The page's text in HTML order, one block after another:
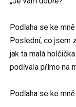
Podlaha se ke
Poslední, co jsem
jak ta malá
podívala přímo na
Podlaha se ke